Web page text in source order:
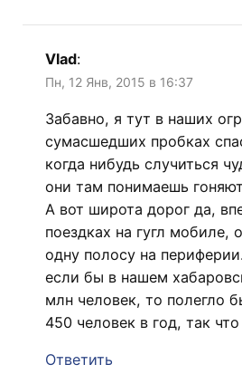
Vlad:
Пн, 12 Янв, 2015 в 16:37
Забавно, я тут в наших
сумасшедших пробках
когда нибудь случиться
они там понимаешь
А вот широта дорог да,
поездках на гугл мобиле,
одну полосу на
если бы в нашем
млн человек, то полегло
450 человек в год, так
Ответить